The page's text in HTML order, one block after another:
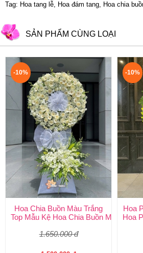
Tag: Hoa tang lễ, Hoa đám tang, Hoa chia
SẢN PHẨM CÙNG LOẠI
-10%
Hoa Chia Buồn Màu Trắng
Top Mẫu Kệ Hoa Chia Buồn Màu
1.650.000 đ
-10%
Hoa
Hoa